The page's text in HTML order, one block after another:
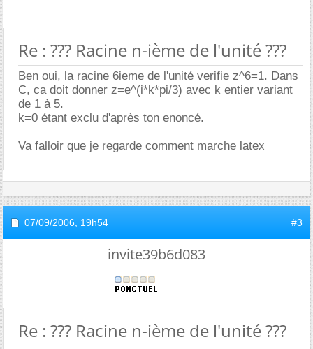
Re : ??? Racine n-ième de l'unité ???
Ben oui, la racine 6ieme de l'unité verifie z^6=1. Dans
C, ca doit donner z=e^(i*k*pi/3) avec k entier variant
de 1 à 5.
k=0 étant exclu d'après ton enoncé.
Va falloir que je regarde comment marche latex
07/09/2006, 19h54 #3
invite39b6d083
Re : ??? Racine n-ième de l'unité ???